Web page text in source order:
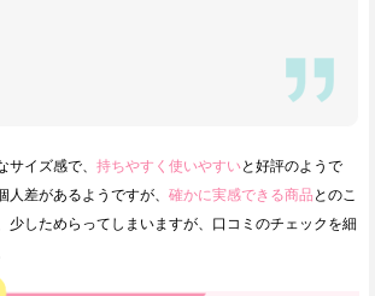
イズ感で、 持ちやすく使いやすいと好評のようで
差があるようですが、 確かに実感できる商品 とのこ
少しためらってしまいますが、口コミのチェックを細